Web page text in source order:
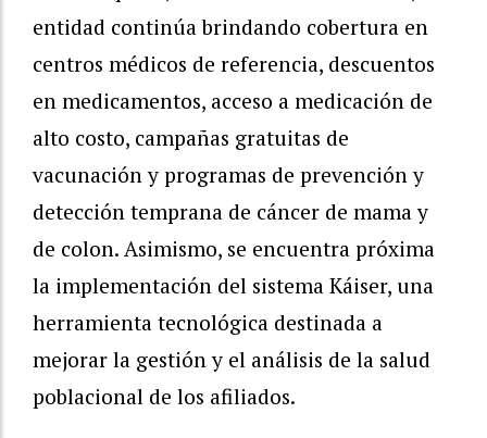
entidad continúa brindando cobertura en
centros médicos de referencia, descuentos
en medicamentos, acceso a medicación de
alto costo, campañas gratuitas de
vacunación y programas de prevención y
detección temprana de cáncer de mama y
de colon. Asimismo, se encuentra próxima
la implementación del sistema Káiser, una
herramienta tecnológica destinada a
mejorar la gestión y el análisis de la salud
poblacional de los afiliados.